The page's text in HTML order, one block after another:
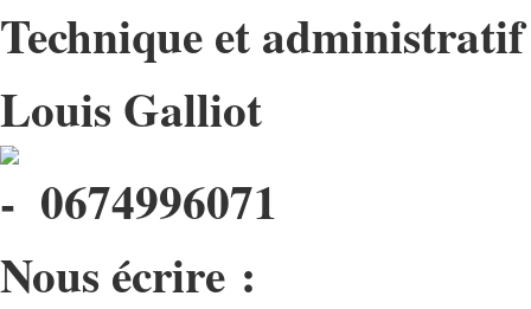
Technique et
Louis Galliot
0674996071
Nous écrire :